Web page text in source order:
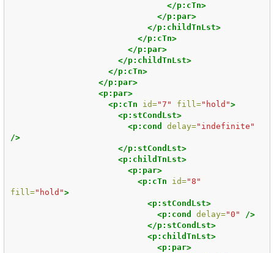
</p:cTn>
</p:par>
</p:childTnLst>
</p:cTn>
</p:par>
</p:childTnLst>
</p:cTn>
</p:par>
<p:par>
<p:cTn
id="7" fill="hold">
<p:stCondLst>
<p:cond
delay="indefinite"
/>
</p:stCondLst>
<p:childTnLst>
<p:par>
<p:cTn
id="8"
fill="hold">
<p:stCondLst>
<p:cond
delay="0"
/>
</p:stCondLst>
<p:childTnLst>
<p:par>